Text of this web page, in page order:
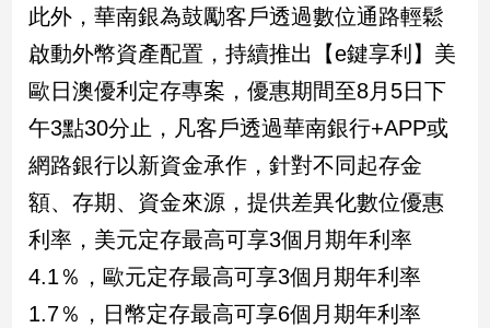
社
地
方
新
冠
病
專
區
南
此外，華南銀為鼓勵客戶透過數位通路輕鬆
啟動外幣資產配置，持續推出【e鍵享利】美
歐日澳優利定存專案，優惠期間至8月5日下
午3點30分止，凡客戶透過華南銀行+APP或
網路銀行以新資金承作，針對不同起存金
額、存期、資金來源，提供差異化數位優惠
利率，美元定存最高可享3個月期年利率
4.1％，歐元定存最高可享3個月期年利率
1.7％，日幣定存最高可享6個月期年利率